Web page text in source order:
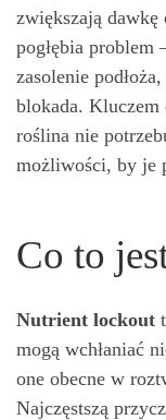
zwiększają dawkę
pogłębia
zasolenie
blokada. Kluczem
roślina nie
możliwości, by je
Co to
Nutrient lockout
mogą wchłaniać
one obecne w
Najczęstszą